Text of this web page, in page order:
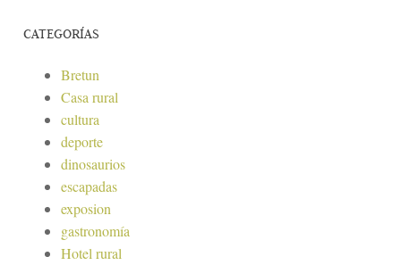
CATEGORÍAS
Bretun
Casa rural
cultura
deporte
dinosaurios
escapadas
exposion
gastronomía
Hotel rural